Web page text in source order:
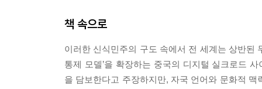
책 속으로
이러한 신식민주의 구도 속에서 전 세계는 상반된
통제 모델’을 확장하는 중국의 디지털 실크로드
을 담보한다고 주장하지만, 자국 언어와 문화적